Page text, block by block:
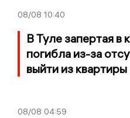
08/08 10:40
В Туле запертая в
погибла из-за
выйти из квартиры
08/08 04:59